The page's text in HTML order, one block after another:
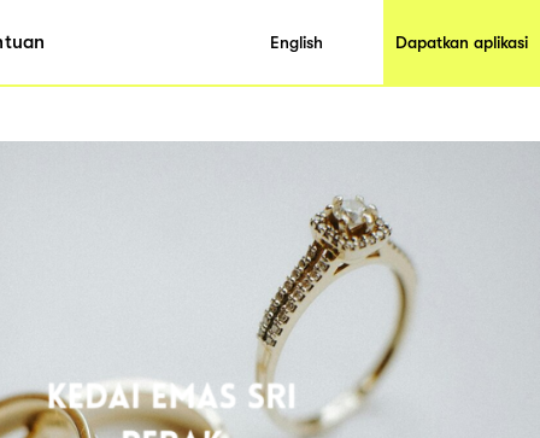
English Dapatkan aplikasi